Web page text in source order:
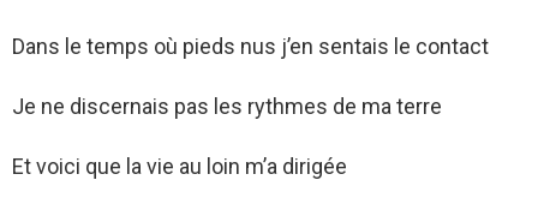
Dans le temps où pieds nus j’en sentais le contact
Je ne discernais pas les rythmes de ma terre
Et voici que la vie au loin m’a dirigée